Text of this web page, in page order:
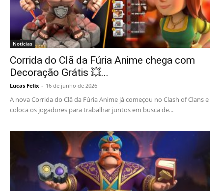
Notícias
Corrida do Clã da Fúria Anime chega com
Decoração Grátis 💥...
Lucas Felix - 16 de junho de 2026
A nova Corrida do Clã da Fúria Anime já começou no Clash of Clans e
coloca os jogadores para trabalhar juntos em busca de...